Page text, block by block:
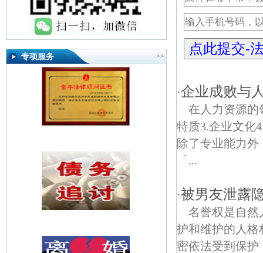
专项服务 >>
·企业成败与
在人力资源的
特质3.企业文化
除了专业能力
「...
·被男友泄露
名誉权是自然
护和维护的人格
密依法受到保